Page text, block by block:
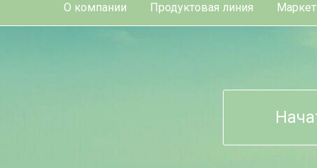
О компании Продуктовая линия